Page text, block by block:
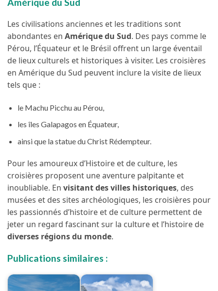
Les civilisations anciennes et les traditions sont
abondantes en Amérique du Sud. Des pays comme le
Pérou, l’Équateur et le Brésil offrent un large éventail
de lieux culturels et historiques à visiter. Les croisières
en Amérique du Sud peuvent inclure la visite de lieux
tels que :
le Machu Picchu au Pérou,
les îles Galapagos en Équateur,
ainsi que la statue du Christ Rédempteur.
Pour les amoureux d’Histoire et de culture, les
croisières proposent une aventure palpitante et
inoubliable. En visitant des villes historiques, des
musées et des sites archéologiques, les croisières pour
les passionnés d’histoire et de culture permettent de
jeter un regard fascinant sur la culture et l’histoire de
diverses régions du monde.
Publications similaires :